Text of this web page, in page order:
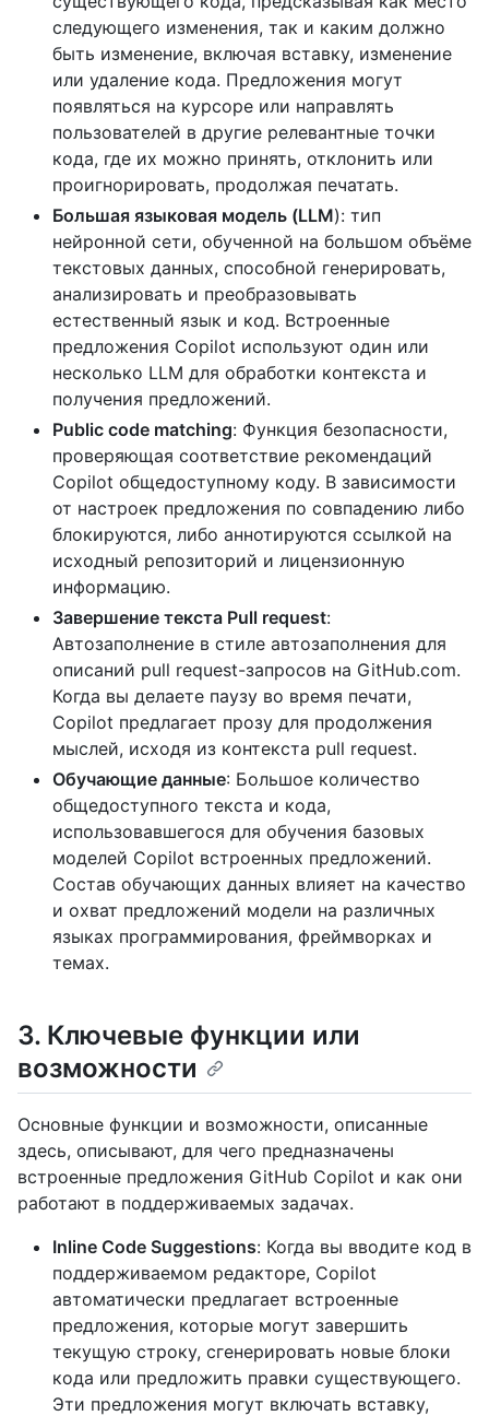
следующего изменения, так и каким должно
быть изменение, включая вставку, изменение
или удаление кода. Предложения могут
появляться на курсоре или направлять
пользователей в другие релевантные точки
кода, где их можно принять, отклонить или
проигнорировать, продолжая печатать.
Большая языковая модель (LLM): тип
нейронной сети, обученной на большом объёме
текстовых данных, способной генерировать,
анализировать и преобразовывать
естественный язык и код. Встроенные
предложения Copilot используют один или
несколько LLM для обработки контекста и
получения предложений.
Public code matching: Функция безопасности,
проверяющая соответствие рекомендаций
Copilot общедоступному коду. В зависимости
от настроек предложения по совпадению либо
блокируются, либо аннотируются ссылкой на
исходный репозиторий и лицензионную
информацию.
Завершение текста Pull request:
Автозаполнение в стиле автозаполнения для
описаний pull request-запросов на GitHub.com.
Когда вы делаете паузу во время печати,
Copilot предлагает прозу для продолжения
мыслей, исходя из контекста pull request.
Обучающие данные: Большое количество
общедоступного текста и кода,
использовавшегося для обучения базовых
моделей Copilot встроенных предложений.
Состав обучающих данных влияет на качество
и охват предложений модели на различных
языках программирования, фреймворках и
темах.
3. Ключевые функции или
возможности
Основные функции и возможности, описанные
здесь, описывают, для чего предназначены
встроенные предложения GitHub Copilot и как они
работают в поддерживаемых задачах.
Inline Code Suggestions: Когда вы вводите код в
поддерживаемом редакторе, Copilot
автоматически предлагает встроенные
предложения, которые могут завершить
текущую строку, сгенерировать новые блоки
кода или предложить правки существующего.
Эти предложения могут включать вставку,